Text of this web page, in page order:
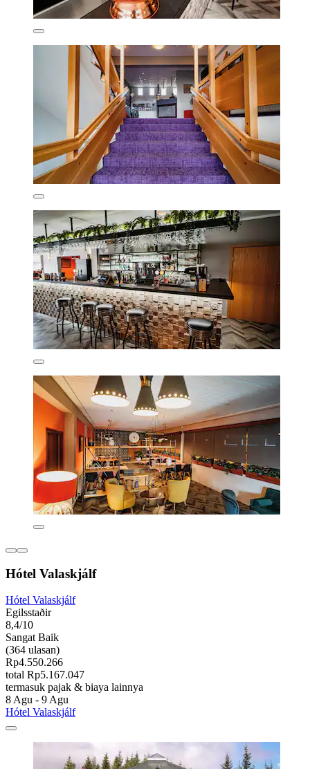
Hótel Valaskjálf
Hótel Valaskjálf
Egilsstaðir
8,4/10
Sangat Baik
(364 ulasan)
Rp4.550.266
total Rp5.167.047
termasuk pajak & biaya lainnya
8 Agu - 9 Agu
Hótel Valaskjálf